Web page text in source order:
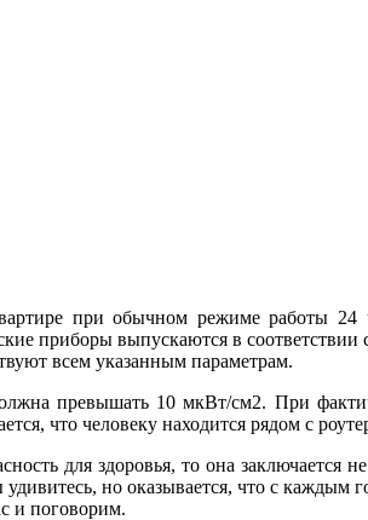
при обычном режиме работы
приборы выпускаются в
всем указанным параметрам.
превышать 10 мкВт/см2. При
что человеку находится рядом с
для здоровья, то она
но оказывается, что с каждым
и поговорим.